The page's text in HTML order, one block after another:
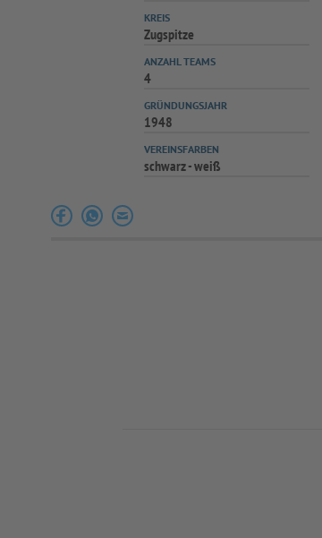
KREIS
Zugspitze
ANZAHL TEAMS
4
GRÜNDUNGSJAHR
1948
VEREINSFARBEN
schwarz - weiß